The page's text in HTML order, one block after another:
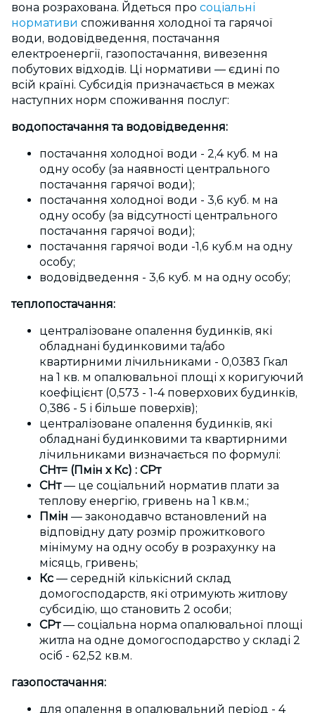
вона розрахована. Йдеться про соціальні
нормативи споживання холодної та гарячої
води, водовідведення, постачання
електроенергії, газопостачання, вивезення
побутових відходів. Ці нормативи — єдині по
всій країні. Субсидія призначається в межах
наступних норм споживання послуг:
водопостачання та водовідведення:
постачання холодної води - 2,4 куб. м на
одну особу (за наявності центрального
постачання гарячої води);
постачання холодної води - 3,6 куб. м на
одну особу (за відсутності центрального
постачання гарячої води);
постачання гарячої води -1,6 куб.м на одну
особу;
водовідведення - 3,6 куб. м на одну особу;
теплопостачання:
централізоване опалення будинків, які
обладнані будинковими та/або
квартирними лічильниками - 0,0383 Гкал
на 1 кв. м опалювальної площі х коригуючий
коефіцієнт (0,573 - 1-4 поверхових будинків,
0,386 - 5 і більше поверхів);
централізоване опалення будинків, які
обладнані будинковими та квартирними
лічильниками визначається по формулі:
СНт= (Пмін х Кс) : СРт
СНт— це соціальний норматив плати за
теплову енергію, гривень на 1 кв.м.;
Пмін — законодавчо встановлений на
відповідну дату розмір прожиткового
мінімуму на одну особу в розрахунку на
місяць, гривень;
Кс — середній кількісний склад
домогосподарств, які отримують житлову
субсидію, що становить 2 особи;
СРт— соціальна норма опалювальної площі
житла на одне домогосподарство у складі 2
осіб - 62,52 кв.м.
газопостачання:
для опалення в опалювальний період - 4